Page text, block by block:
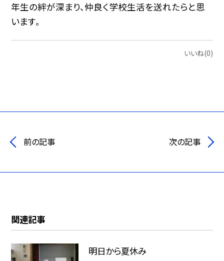
年生の絆が深まり、仲良く学校生活を送れたらと思
います。
いいね(0)
前の記事 次の記事
関連記事
明日から夏休み